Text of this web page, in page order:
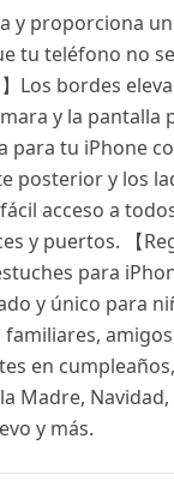
y proporciona
tu teléfono no
Los bordes
y la pantalla
para tu iPhone
posterior y los
acceso a
y puertos. 【
para
y único para
en
Madre,
y más.